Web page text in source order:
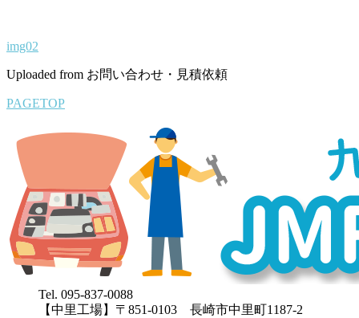
img02
Uploaded from お問い合わせ・見積依頼
PAGETOP
Tel. 095-837-0088
【中里工場】〒851-0103 長崎市中里町1187-2